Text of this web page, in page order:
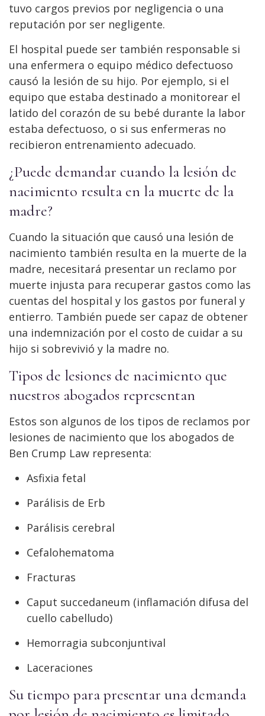
tuvo cargos previos por negligencia o una
reputación por ser negligente.
El hospital puede ser también responsable si
una enfermera o equipo médico defectuoso
causó la lesión de su hijo. Por ejemplo, si el
equipo que estaba destinado a monitorear el
latido del corazón de su bebé durante la labor
estaba defectuoso, o si sus enfermeras no
recibieron entrenamiento adecuado.
¿Puede demandar cuando la lesión de
nacimiento resulta en la muerte de la
madre?
Cuando la situación que causó una lesión de
nacimiento también resulta en la muerte de la
madre, necesitará presentar un reclamo por
muerte injusta para recuperar gastos como las
cuentas del hospital y los gastos por funeral y
entierro. También puede ser capaz de obtener
una indemnización por el costo de cuidar a su
hijo si sobrevivió y la madre no.
Tipos de lesiones de nacimiento que
nuestros abogados representan
Estos son algunos de los tipos de reclamos por
lesiones de nacimiento que los abogados de
Ben Crump Law representa:
Asfixia fetal
Parálisis de Erb
Parálisis cerebral
Cefalohematoma
Fracturas
Caput succedaneum (inflamación difusa del
cuello cabelludo)
Hemorragia subconjuntival
Laceraciones
Su tiempo para presentar una demanda